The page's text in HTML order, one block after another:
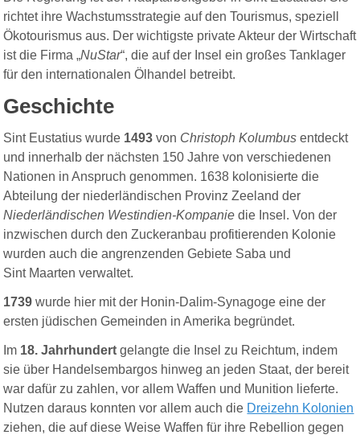
richtet ihre Wachstumsstrategie auf den Tourismus, speziell
Ökotourismus aus. Der wichtigste private Akteur der Wirtschaft
ist die Firma „NuStar“, die auf der Insel ein großes Tanklager
für den internationalen Ölhandel betreibt.
Geschichte
Sint Eustatius wurde 1493von Christoph Kolumbus entdeckt
und innerhalb der nächsten 150 Jahre von verschiedenen
Nationen in Anspruch genommen. 1638 kolonisierte die
Abteilung der niederländischen Provinz Zeeland der
Niederländischen Westindien-Kompanie die Insel. Von der
inzwischen durch den Zuckeranbau profitierenden Kolonie
wurden auch die angrenzenden Gebiete Saba und
Sint Maarten verwaltet.
1739 wurde hier mit der Honin-Dalim-Synagoge eine der
ersten jüdischen Gemeinden in Amerika begründet.
Im 18. Jahrhundertgelangte die Insel zu Reichtum, indem
sie über Handelsembargos hinweg an jeden Staat, der bereit
war dafür zu zahlen, vor allem Waffen und Munition lieferte.
Nutzen daraus konnten vor allem auch die Dreizehn Kolonien
ziehen, die auf diese Weise Waffen für ihre Rebellion gegen